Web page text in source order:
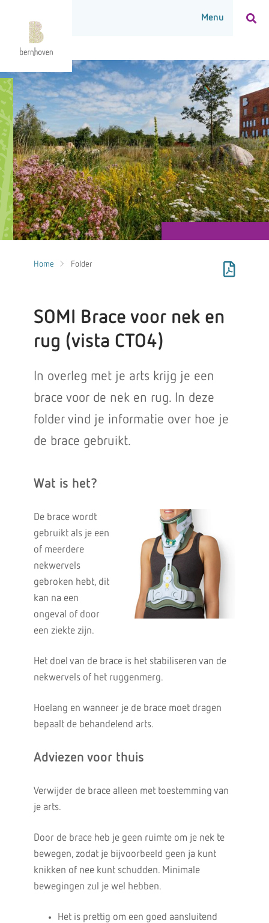
Home Folder
SOMI Brace voor nek en
rug (vista CTO4)
In overleg met je arts krijg je een
brace voor de nek en rug. In deze
folder vind je informatie over hoe je
de brace gebruikt.
Wat is het?
De brace wordt
gebruikt als je een
of meerdere
nekwervels
gebroken hebt, dit
kan na een
ongeval of door
een ziekte zijn.
Het doel van de brace is het stabiliseren van de
nekwervels of het ruggenmerg.
Hoelang en wanneer je de brace moet dragen
bepaalt de behandelend arts.
Adviezen voor thuis
Verwijder de brace alleen met toestemming van
je arts.
Door de brace heb je geen ruimte om je nek te
bewegen, zodat je bijvoorbeeld geen ja kunt
knikken of nee kunt schudden. Minimale
bewegingen zul je wel hebben.
Het is prettig om een goed aansluitend